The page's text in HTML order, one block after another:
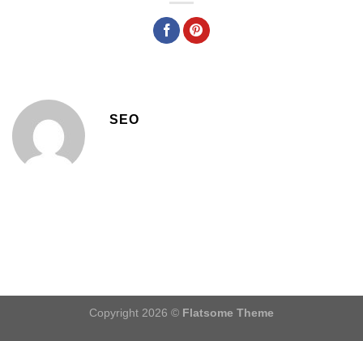
SEO
Copyright 2026 © Flatsome Theme